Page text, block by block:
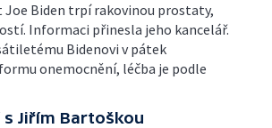
Joe Biden trpí rakovinou prostaty,
Informaci přinesla jeho kancelář.
Bidenovi v pátek
onemocnění, léčba je podle
Jiřím Bartoškou